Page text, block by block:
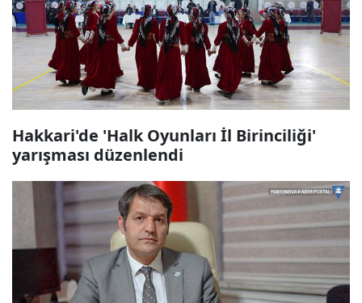
Hakkari'de 'Halk Oyunları İl Birinciliği'
yarışması düzenlendi